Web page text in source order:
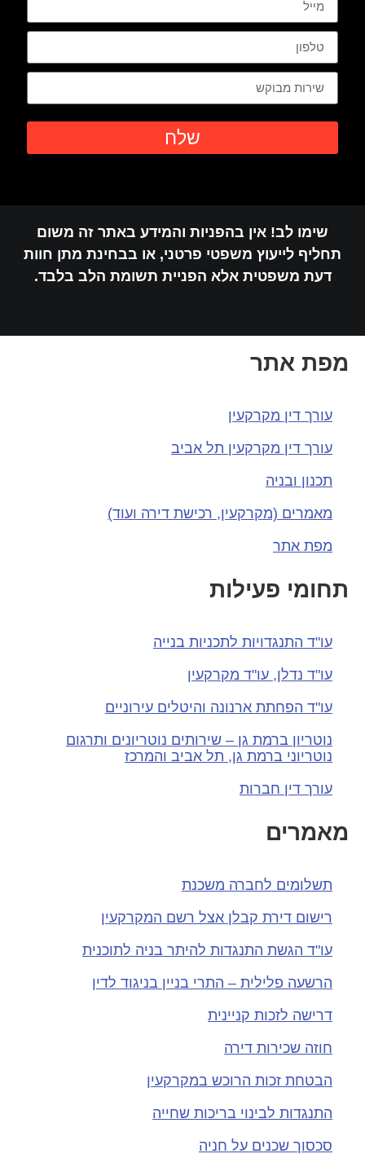
שלח
שימו לב! אין בהפניות והמידע באתר זה משום
תחליף לייעוץ משפטי פרטני, או בבחינת מתן חוות
דעת משפטית אלא הפניית תשומת הלב בלבד.
מפת אתר
עורך דין מקרקעין
עורך דין מקרקעין תל אביב
תכנון ובניה
מאמרים (מקרקעין, רכישת דירה ועוד)
מפת אתר
תחומי פעילות
עו"ד התנגדויות לתכניות בנייה
עו"ד נדלן, עו"ד מקרקעין
עו"ד הפחתת ארנונה והיטלים עירוניים
נוטריון ברמת גן – שירותים נוטריונים ותרגום
נוטריוני ברמת גן, תל אביב והמרכז
עורך דין חברות
מאמרים
תשלומים לחברה משכנת
רישום דירת קבלן אצל רשם המקרקעין
עו"ד הגשת התנגדות להיתר בניה לתוכנית
הרשעה פלילית – התרי בניין בניגוד לדין
דרישה לזכות קניינית
חוזה שכירות דירה
הבטחת זכות הרוכש במקרקעין
התנגדות לבינוי בריכות שחייה
סכסוך שכנים על חניה